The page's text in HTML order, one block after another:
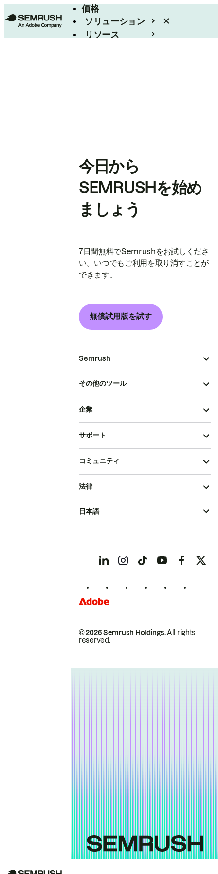
価格
ソリューション
リソース
今日から
SEMRUSHを始め
ましょう
7日間無料でSemrushをお試しくださ
い。いつでもご利用を取り消すことが
できます。
無償試用版を試す
Semrush
その他のツール
企業
サポート
コミュニティ
© 2026 Semrush Holdings.All rights
reserved.
法律
日本語